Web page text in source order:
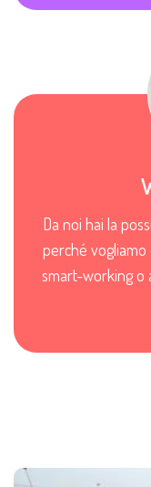
Da noi hai la
perché
smart-working o